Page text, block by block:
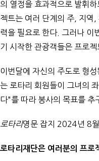
의 열정을 효과적으로 발휘
젝트는 여러 단계의 주, 지역
력을 필요로 한다. 그러나 이
기 시작한 관광객들은 프로
이번달에 자신의 주도로 형
는 로타리 회원들이 그녀의
다"를 따라 봉사의 목표를 추
로타리영문 잡지 2024년 8월
로타리재단은 여러분의 프로